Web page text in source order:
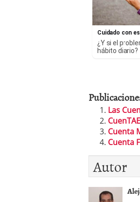
Cuidado con
¿Y si el
hábito diario?
Las
Cuenta
Cuenta
Autor